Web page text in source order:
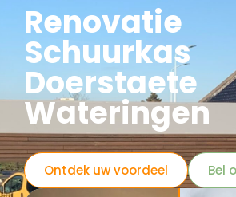
Renovatie
Schuurkas
Doerstaete
Wateringen
Ontdek uw voordeel Bel